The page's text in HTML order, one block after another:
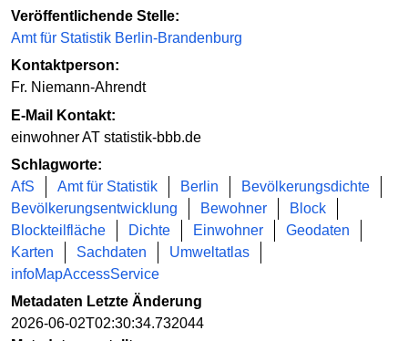
Veröffentlichende Stelle:
Amt für Statistik Berlin-Brandenburg
Kontaktperson:
Fr. Niemann-Ahrendt
E-Mail Kontakt:
einwohner AT statistik-bbb.de
Schlagworte:
AfS
Amt für Statistik Berlin
Bevölkerungsdichte
Bevölkerungsentwicklung
Bewohner
Block
Blockteilfläche
Dichte Einwohner
Geodaten
Karten
Sachdaten
Umweltatlas
infoMapAccessService
Metadaten Letzte Änderung
2026-06-02T02:30:34.732044